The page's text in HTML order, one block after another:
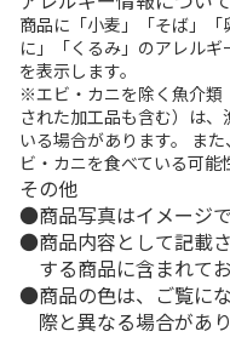
商品に「小麦」「そば」
に」「くるみ」のアレル
を表示します。
※エビ・カニを除く魚介類
された加工品も含む）は
いる場合があります。 ま
ビ・カニを食べている可能
その他
商品写真はイメージで
商品内容として記載
する商品に含まれて
商品の色は、ご覧に
際と異なる場合があり